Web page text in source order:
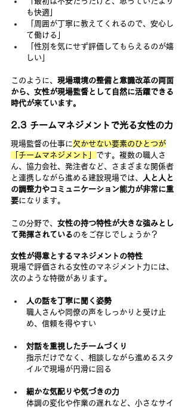
も快適」
「周囲が丁寧に教えてくれるので、安心し
て働ける」
「性別を気にせず評価してもらえるのが嬉
しい」
このように、 現場環境の整備と意識改革の両面
から、女性が現場監督として自然に活躍できる
時代が来ています。
2.3 チームマネジメントで光る女性の力
現場監督の仕事に欠かせない要素のひとつが
「チームマネジメント」 です。複数の職人さ
ん、協力会社、発注者など、さまざまな関係者
と連携しながら進める建設現場では、
人と人と
の調整力やコミュニケーション能力が非常に重
要になります。
この分野で、 女性の持つ特性が大きな強みとし
て発揮されているのをご存じでしょうか？
女性が得意とするマネジメントの特性
現場で評価される女性のマネジメント力には、
次のような特徴があります。
人の話を丁寧に聞く姿勢
職人さんや同僚の声をしっかりと受け止
め、信頼を得やすい
対話を重視したチームづくり
指示だけでなく、相談しながら進めるスタ
イルで現場が円滑に回る
細かな気配りや気づきの力
体調の変化や作業の遅れなど、小さなサイ